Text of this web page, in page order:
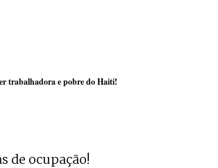
trabalhadora e pobre do Haiti!
de ocupação!